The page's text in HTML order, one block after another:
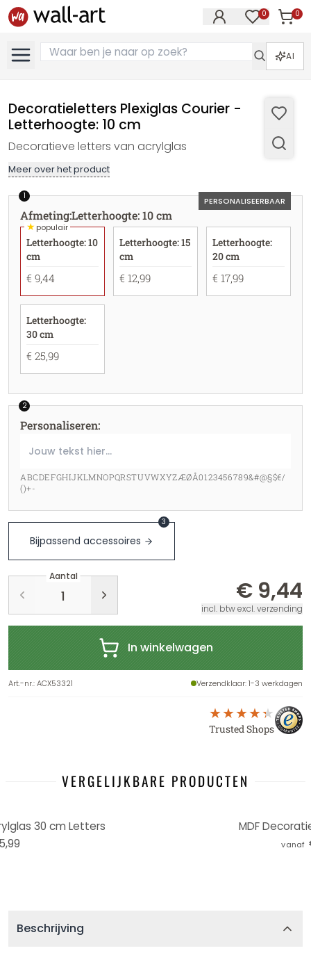
0 0
AI
Decoratieletters Plexiglas Courier -
Letterhoogte: 10 cm
Decoratieve letters van acrylglas
Meer over het product
PERSONALISEERBAAR
1
Afmeting:Letterhoogte: 10 cm
★populair
Letterhoogte: 10
cm
€ 9,44
Letterhoogte: 15
cm
€ 12,99
Letterhoogte:
20 cm
€ 17,99
Letterhoogte:
30 cm
€ 25,99
2
Personaliseren:
ABCDEFGHIJKLMNOPQRSTUVWXYZÆØÅ0123456789&#@§$€/
()+-
Bijpassend accessoires
3
Aantal
€ 9,44
incl. btw excl. verzending
In winkelwagen
Art.-nr.:ACX53321 Verzendklaar: 1-3 werkdagen
Trusted Shops
VERGELIJKBARE PRODUCTEN
30 cm Letters
MDF
vanaf
Beschrijving